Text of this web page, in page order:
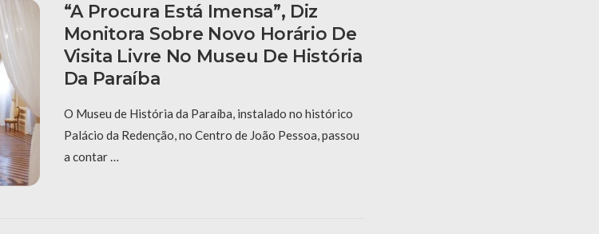
“A Procura Está Imensa”, Diz
Monitora Sobre Novo Horário De
Visita Livre No Museu De História
Da Paraíba
O Museu de História da Paraíba, instalado no histórico
Palácio da Redenção, no Centro de João Pessoa, passou
a contar …